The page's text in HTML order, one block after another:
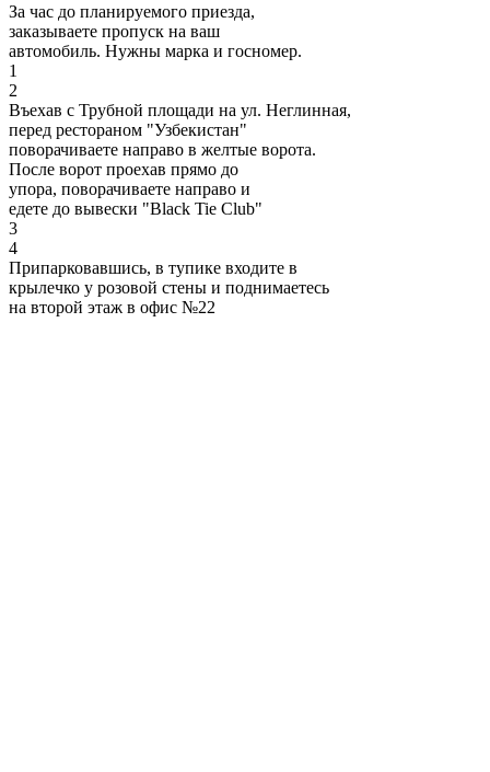
За час до планируемого приезда,
заказываете пропуск на ваш
автомобиль. Нужны марка и госномер.
1
2
Въехав с Трубной площади на ул. Неглинная,
перед рестораном "Узбекистан"
поворачиваете направо в желтые ворота.
После ворот проехав прямо до
упора, поворачиваете направо и
едете до вывески "Black Tie Club"
3
4
Припарковавшись, в тупике входите в
крылечко у розовой стены и поднимаетесь
на второй этаж в офис №22